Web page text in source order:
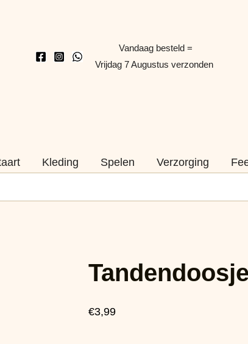
Vandaag besteld =
Vrijdag 7 Augustus verzonden
Kleding Spelen Verzorging
€3,99
Rood
aantal